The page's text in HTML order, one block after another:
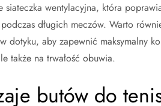
siateczka wentylacyjna, która
długich meczów. Warto
dotyku, aby zapewnić maksymalny
także na trwałość obuwia.
butów do